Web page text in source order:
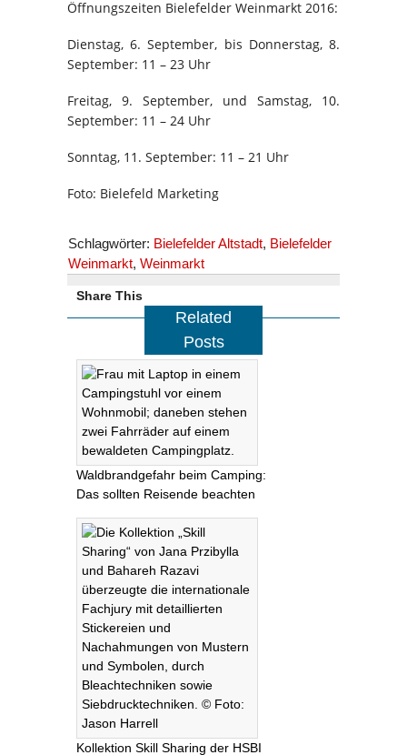
Öffnungszeiten Bielefelder Weinmarkt 2016:
Dienstag, 6. September, bis Donnerstag, 8.
September: 11 – 23 Uhr
Freitag, 9. September, und Samstag, 10.
September: 11 – 24 Uhr
Sonntag, 11. September: 11 – 21 Uhr
Foto: Bielefeld Marketing
Schlagwörter: Bielefelder Altstadt, Bielefelder
Weinmarkt, Weinmarkt
Share This
Related
Posts
Waldbrandgefahr beim Camping:
Das sollten Reisende beachten
Kollektion Skill Sharing der HSBI